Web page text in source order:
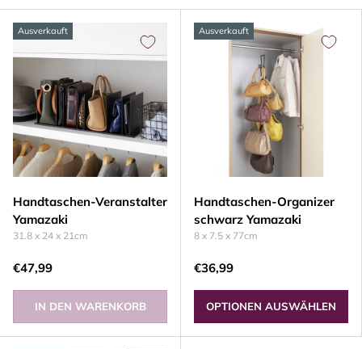
Ausverkauft
Handtaschen-Veranstalter
Yamazaki
31.8 x 24 x 21cm
€47,99
IN DEN WARENKORB
Ausverkauft
Handtaschen-Organizer
schwarz Yamazaki
8 x 7.5 x 77cm
€36,99
OPTIONEN AUSWÄHLEN